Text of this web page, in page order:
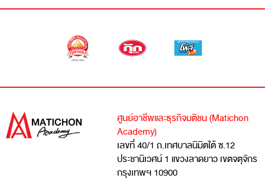
ศูนย์อาชีพและธุรกิจมติชน (Matichon
Academy)
เลขที่ 40/1 ถ.เทศบาลนิมิตใต้ ซ.12
ประชานิเวศน์ 1 แขวงลาดยาว เขตจตุจักร
กรุงเทพฯ 10900